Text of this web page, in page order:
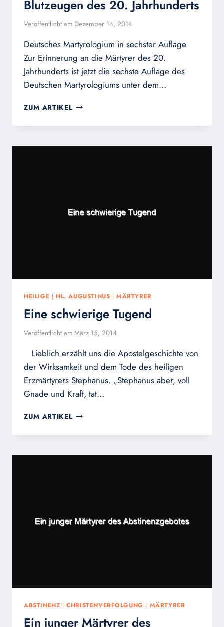
Blutzeugen des 20. Jahrhunderts
Veröffentlicht am Dezember 14, 2014
Deutsches Martyrologium in sechster Auflage
Zur Erinnerung an die Märtyrer des 20.
Jahrhunderts ist jetzt die sechste Auflage des
Deutschen Martyrologiums unter dem…
ZUM ARTIKEL BLUTZEUGEN
20.
HEILIGE | HL. AUGUSTINUS |MÄRTYRER
Eine schwierige Tugend
Veröffentlicht am März 15, 2014
Lieblich erzählt uns die Apostelgeschichte von
der Wirksamkeit und dem Tode des heiligen
Erzmärtyrers Stephanus. „Stephanus aber, voll
Gnade und Kraft, tat…
ZUM ARTIKEL EINE
TUGEND
ABSTINENZ |CHRISTENVERFOLGUNG | MÄRTYRER
Ein junger Märtyrer des